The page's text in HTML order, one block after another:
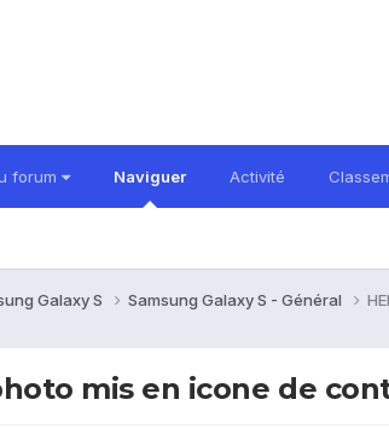
forum Naviguer Activité
Galaxy S Samsung Galaxy S - Général
mis en icone de